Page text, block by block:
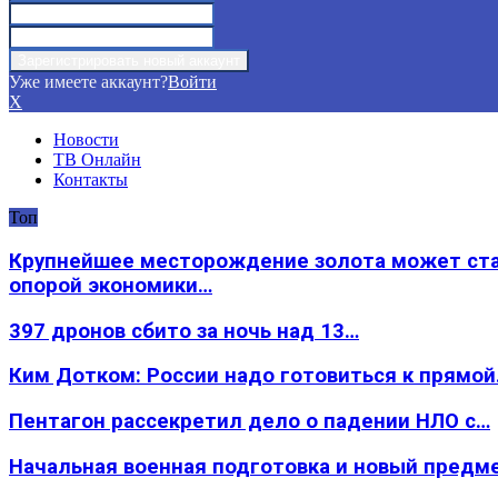
Уже имеете аккаунт?Войти
X
Новости
ТВ Онлайн
Контакты
Топ
Крупнейшее месторождение золота может
опорой экономики…
397 дронов сбито за ночь над 13…
Ким Дотком: России надо готовиться к
Пентагон рассекретил дело о падении НЛО с…
Начальная военная подготовка и новый